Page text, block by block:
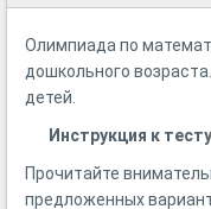
Олимпиада по
дошкольного
детей.
Инструкция к тесту
Прочитайте
предложенных